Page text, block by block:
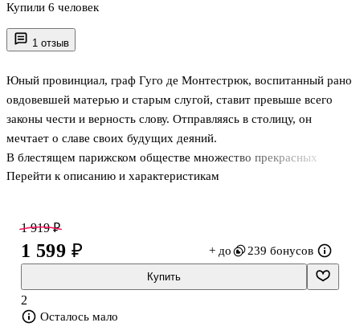
1 отзыв
Юный провинциал, граф Гуго де Монтестрюк, воспитанный рано
овдовевшей матерью и старым слугой, ставит превыше всего
законы чести и верность слову. Отправляясь в столицу, он
мечтает о славе своих будущих деяний.
В блестящем парижском обществе множество прекрасных
женщин, и лишь одну из них граф избирает своей путеводной
Он столкнется с могущественным и коварным соперником,
который ведет свою игру. И впереди у героя множество
безумных и неожиданных приключений…
Перейти к описанию и характеристикам
Купили 6 человек
1 919 ₽
1 599 ₽ + до 239 бонусов
Купить
2
Осталось мало